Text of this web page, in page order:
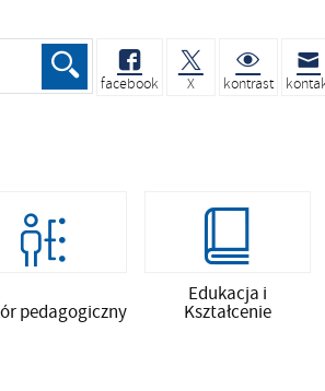
facebook X kontrast
pedagogiczny
Edukacja i
Kształcenie